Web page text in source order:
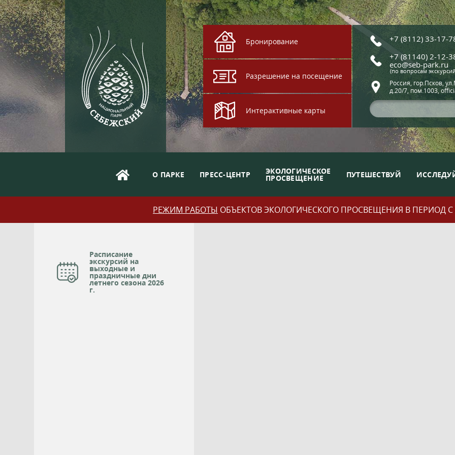
Бронирование
Разрешение на посещение
Интерактивные карты
+7 (8112) 33-17-
+7 (81140) 2-12-
eco@seb-park.ru
(по вопросам
Россия, гор.Псков,
д.20/7, пом.1003,
О ПАРКЕ ПРЕСС-ЦЕНТР ЭКОЛОГИЧЕСКОЕ
ПРОСВЕЩЕНИЕ ПУТЕШЕСТВУЙ
РЕЖИМ РАБОТЫ ОБЪЕКТОВ ЭКОЛОГИЧЕСКОГО ПРОСВЕЩЕНИЯ В ПЕРИОД С
Расписание
экскурсий на
выходные и
праздничные дни
летнего сезона 2026
г.